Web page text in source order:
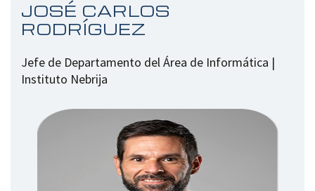
JOSÉ CARLOS
RODRÍGUEZ
Jefe de Departamento del Área de Informática |
Instituto Nebrija